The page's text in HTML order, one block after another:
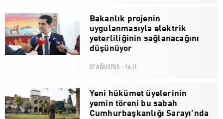
Bakanlık projenin
uygulanmasıyla elektrik
yeterliliğinin sağlanacağını
düşünüyor
07 AĞUSTOS - 14:11
Yeni hükümet üyelerinin
yemin töreni bu sabah
Cumhurbaşkanlığı Sarayı’nda